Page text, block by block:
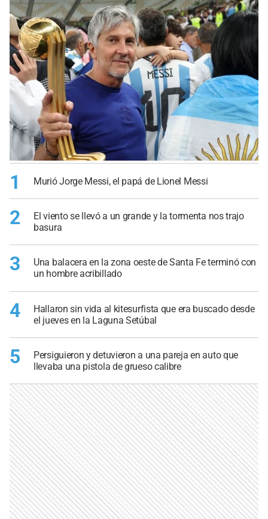
1 Murió Jorge Messi, el papá de Lionel Messi
2
El viento se llevó a un grande y la tormenta nos trajo
basura
3
Una balacera en la zona oeste de Santa Fe terminó con
un hombre acribillado
4
Hallaron sin vida al kitesurfista que era buscado desde
el jueves en la Laguna Setúbal
5
Persiguieron y detuvieron a una pareja en auto que
llevaba una pistola de grueso calibre